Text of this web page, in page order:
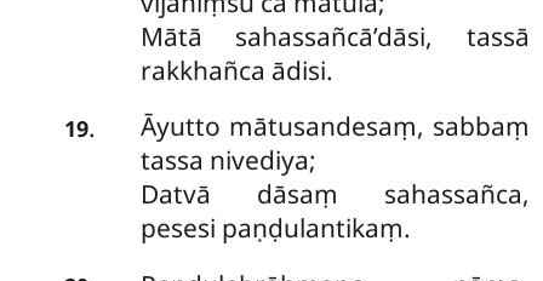
Mātā sahassañcā’dāsi, tassā
rakkhañca ādisi.
19.
Āyutto mātusandesaṃ, sabbaṃ
tassa nivediya;
Datvā dāsaṃ sahassañca,
pesesi paṇḍulantikaṃ.